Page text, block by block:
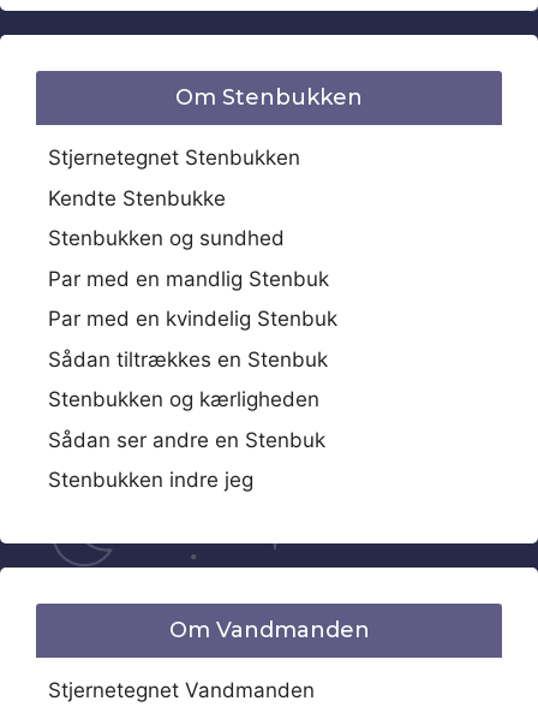
Om Stenbukken
Stjernetegnet Stenbukken
Kendte Stenbukke
Stenbukken og sundhed
Par med en mandlig Stenbuk
Par med en kvindelig Stenbuk
Sådan tiltrækkes en Stenbuk
Stenbukken og kærligheden
Sådan ser andre en Stenbuk
Stenbukken indre jeg
Om Vandmanden
Stjernetegnet Vandmanden